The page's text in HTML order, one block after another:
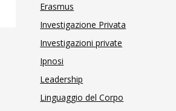
Erasmus
Investigazione Privata
Investigazioni private
Ipnosi
Leadership
Linguaggio del Corpo